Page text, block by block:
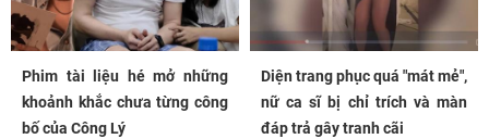
Phim tài liệu hé mở những
khoảnh khắc chưa từng công
bố của Công Lý
Diện trang phục quá "mát mẻ",
nữ ca sĩ bị chỉ trích và màn
đáp trả gây tranh cãi